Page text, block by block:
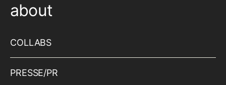
about
COLLABS
PRESSE/PR